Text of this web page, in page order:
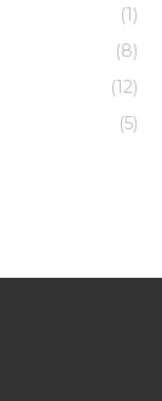
(1)
(8)
(12)
(5)